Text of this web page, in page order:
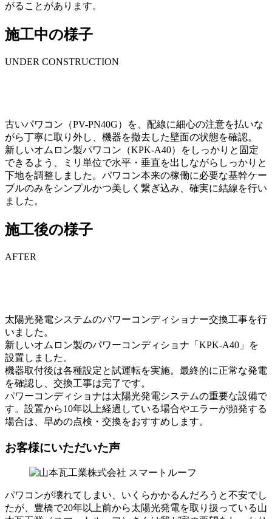
がることがあります。
施工中の様子
UNDER CONSTRUCTION
古いパワコン（PV-PN40G）を、配線に細心の注意を払いな
がら丁寧に取り外し、機器を撤去した壁面の状態を確認。
新しいオムロン製パワコン（KPK-A40）をしっかりと固定
できるよう、ミリ単位で水平・垂直を出しながらしっかりと
下地を調整しました。パワコン本来の稼働に必要な基幹ケー
ブルのみをシンプルかつ美しく繋ぎ込み、確実に結線を行い
ました。
施工後の様子
AFTER
太陽光発電システムのパワーコンディショナー交換工事を行
いました。
新しいオムロン製のパワーコンディショナ「KPK-A40」を
設置しました。
機器取付後は各種設定と試運転を実施。最終的に正常な発電
を確認し、交換工事は完了です。
パワーコンディショナは太陽光発電システムの重要な設備で
す。設置から10年以上経過している場合やエラーが頻発する
場合は、早めの点検・交換をおすすめします。
お客様にいただいた声
パワコンが壊れてしまい、いくらかかるんだろうと不安でし
たが、 豊橋で20年以上前から太陽光発電を取り扱っている山